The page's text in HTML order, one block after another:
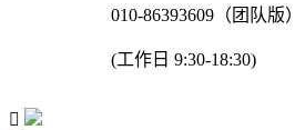
010-86393609（团队版）
(工作日 9:30-18:30)
